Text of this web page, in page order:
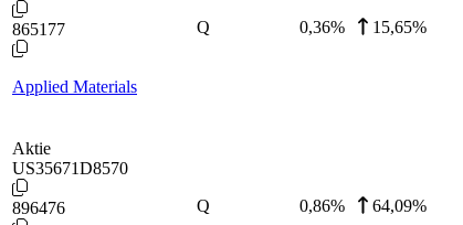
865177
Applied Materials
Q 0,36% 15,65%
Aktie
US35671D8570
896476 Q 0,86% 64,09%